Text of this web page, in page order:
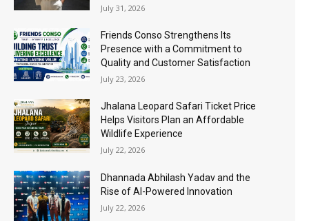
July 31, 2026
Friends Conso Strengthens Its
Presence with a Commitment to
Quality and Customer Satisfaction
July 23, 2026
Jhalana Leopard Safari Ticket Price
Helps Visitors Plan an Affordable
Wildlife Experience
July 22, 2026
Dhannada Abhilash Yadav and the
Rise of AI-Powered Innovation
July 22, 2026